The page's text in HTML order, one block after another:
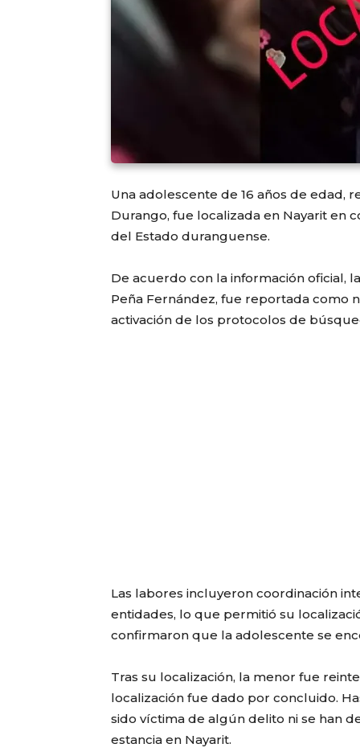
Una adolescente de 16 años de edad,
Durango, fue localizada en Nayarit en
del Estado duranguense.
De acuerdo con la información oficial,
Peña Fernández, fue reportada como
activación de los protocolos de
Las labores incluyeron coordinación
entidades, lo que permitió su
confirmaron que la adolescente se
Tras su localización, la menor fue
localización fue dado por concluido.
sido víctima de algún delito ni se han
estancia en Nayarit.